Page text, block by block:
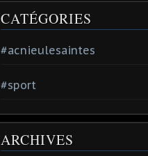
CATÉGORIES
#acnieulesaintes
#sport
ARCHIVES